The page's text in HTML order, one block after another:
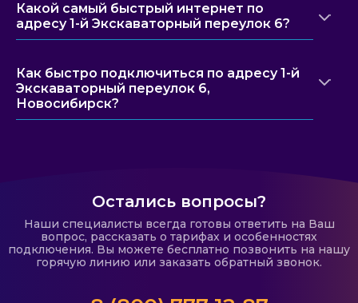
Какой самый быстрый интернет по
адресу 1-й Экскаваторный переулок 6?
Как быстро подключиться по адресу 1-й
Экскаваторный переулок 6,
Новосибирск?
Остались вопросы?
Наши специалисты всегда готовы ответить на Ваш
вопрос, рассказать о тарифах и особенностях
подключения. Вы можете бесплатно позвонить на нашу
горячую линию или заказать обратный звонок.